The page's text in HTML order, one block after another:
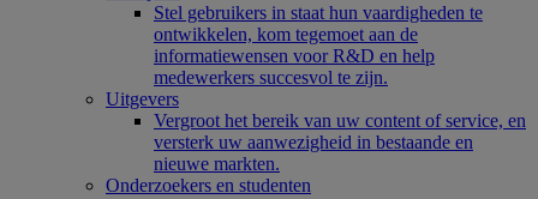
Stel gebruikers in staat hun vaardigheden te
ontwikkelen, kom tegemoet aan de
informatiewensen voor R&D en help
medewerkers succesvol te zijn.
Uitgevers
Vergroot het bereik van uw content of service, en
versterk uw aanwezigheid in bestaande en
nieuwe markten.
Onderzoekers en studenten